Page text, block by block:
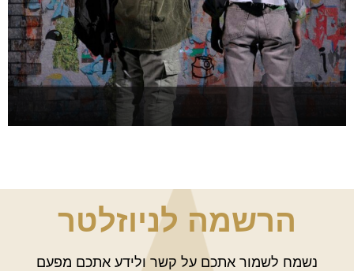
שומעת אותך
הרשמה לניוזלטר
נשמח לשמור אתכם על קשר ולידע אתכם מפעם